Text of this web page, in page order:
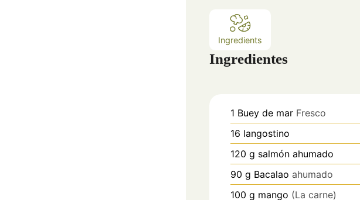
Ingredients
Ingredientes
1 Buey de mar Fresco
16 langostino
120 g salmón ahumado
90 g Bacalao ahumado
100 g mango (La carne)